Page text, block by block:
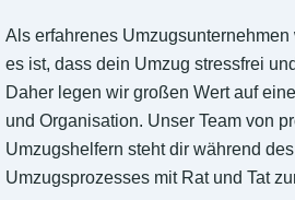
Als erfahrenes
es ist, dass dein Umzug stressfrei
Daher legen wir großen Wert auf
und Organisation. Unser Team von
Umzugshelfern steht dir während
Umzugsprozesses mit Rat und Tat